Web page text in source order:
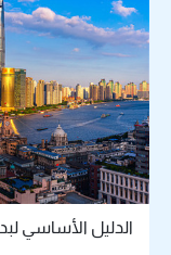
الدليل الأساسي